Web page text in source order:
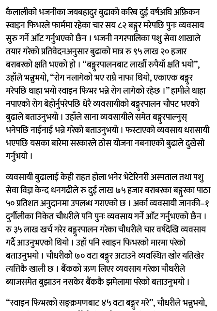
कैलालीको भजनीका जयबहादुर बुढाको करिब दुई वर्षअघि अफ्रिकन
स्वाइन फिभरले फार्ममा रहेका चार सय ८२ बङ्गुर मरेपछि पुनः व्यवसाय
सुरु गर्ने आँट गर्नुभएको छैन । भजनी नगरपालिका पशु सेवा शाखाले
तयार गरेको प्रतिवेदनअनुसार बुढाको मात्र रु ९५ लाख २० हजार
बराबरको क्षति भएको हो । “बङ्गुरपालनबाट लाखौँ रुपैयाँ क्षति भयो”,
उहाँले भन्नुभयो, “रोग नलागेको भए राम्रै नाफा थियो, एकाएक बङ्गुर
मरेपछि थाहा भयो स्वाइन फिभर भन्ने रोग लागेको रहेछ ।” हामीले थाहा
नपाएको रोग बेहोर्नुपरेपछि धेरै व्यवसायीको बङ्गुरपालन चौपट भएको
बुढाले बताउनुभयो । उहाँले साना व्यवसायीले समेत बङ्गुरपाल्नुस्
भनेपछि नाईनाई भन्ने गरेको बताउनुभयो । फस्टाएको व्यवसाय धरासायी
भएपछि यसका बारेमा सरकारले ठोस योजना नबनाएको बुढाले दुखेसो
गर्नुभयो ।
व्यवसायी बुढालाई केही राहत होला भनेर भेटेरिनरी अस्पताल तथा पशु
सेवा विज्ञ केन्द धनगढीले रु दुई लाख ७५ हजार बराबरका बङ्गुरका पाठा
५० प्रतिशत अनुदानमा उपलब्ध गराएको छ । अर्का व्यवसायी जानकी–१
दुर्गाैलीका निकेत चौधरीले पनि पुनः व्यवसाय गर्ने आँट गर्नुभएको छैन ।
रु ३५ लाख खर्च गरेर बङ्गुरपालन गरेका चौधरीले चार वर्षदेखि व्यवसाय
गर्दै आउनुभएको थियो । उहाँ पनि स्वाइन फिभरको मारमा परेको
बताउनुभयो । चौधरीकोे ७० वटा बङ्गुर अटाउने व्यवस्थित खोर यतिखेर
त्यत्तिकै खाली छ । बैंकको ऋण लिएर व्यवसाय गरेका चौधरीले
ब्याजसमेत बुझाउन नसकेर बैंककै झमेलामा परेको बताउनुभयो ।
“स्वाइन फिभरको सङ्क्रमणबाट ४५ वटा बङ्गुर मरे”, चौधरीले भन्नुभयो,